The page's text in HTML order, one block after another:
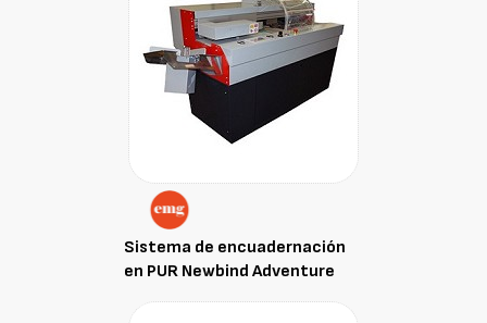
Sistema de encuadernación
en PUR Newbind Adventure